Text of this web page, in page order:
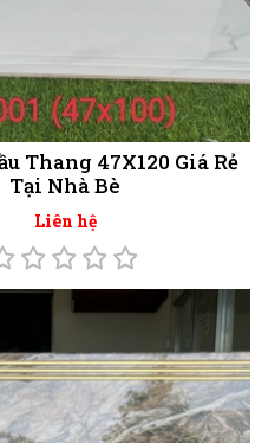
Thang 47X120 Giá Rẻ
Tại Nhà Bè
Liên hệ